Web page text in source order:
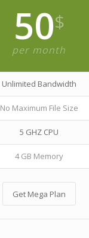
50$
per month
Unlimited Bandwidth
No Maximum File Size
5 GHZ CPU
4 GB Memory
Get Mega Plan